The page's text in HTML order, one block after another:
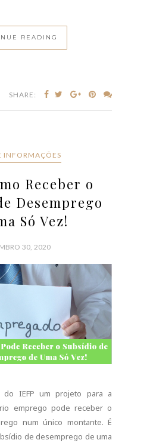
READING
SHARE:
INFORMAÇÕES
Receber o
Desemprego
Só Vez!
30, 2020
do IEFP um projeto para a
emprego pode receber o
num único montante. É
de desemprego de uma